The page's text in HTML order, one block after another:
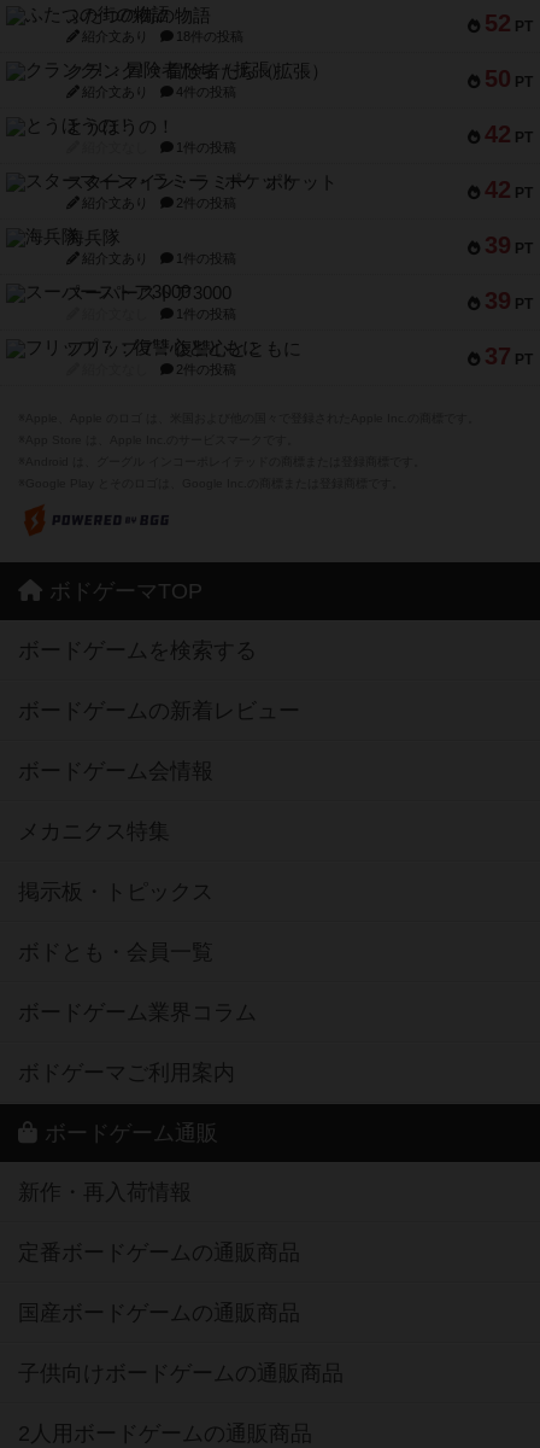
52 PT
ふたつの街の物語
紹介文あり 18件の投稿
50 PT
クランク! ：冒険者たち（拡張）
紹介文あり 4件の投稿
42 PT
とうほうの！
1件の投稿
42 PT
スターマイン・ラミー ポケット
紹介文あり 2件の投稿
39 PT
海兵隊
紹介文あり 1件の投稿
39 PT
スーパーストア3000
1件の投稿
37 PT
フリップ７：復讐心とともに
2件の投稿
ボドゲーマTOP
ボードゲームを検索する
ボードゲームの新着レビュー
ボードゲーム会情報
メカニクス特集
掲示板・トピックス
ボドとも・会員一覧
ボードゲーム業界コラム
ボドゲーマご利用案内
ボードゲーム通販
新作・再入荷情報
定番ボードゲームの通販商品
国産ボードゲームの通販商品
子供向けボードゲームの通販商品
2人用ボードゲームの通販商品